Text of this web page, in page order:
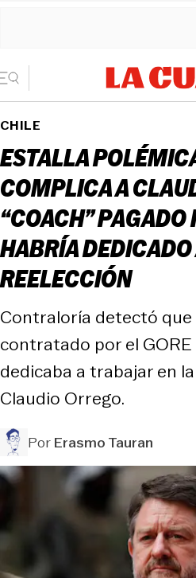
CHILE
ESTALLA
COMPLICA A
“COACH” PAGADO
HABRÍA
REELECCIÓN
Contraloría detectó que
contratado por el
dedicaba a trabajar en
Claudio Orrego.
PorErasmo Tauran